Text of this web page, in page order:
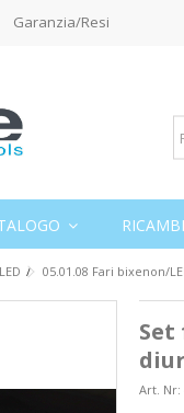
Garanzia/Resi
05.01.08 Fari bixenon/
Art. Nr: